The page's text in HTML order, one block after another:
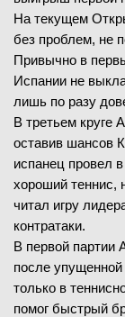
На текущем
без проблем, не
Привычно в
Испании не
лишь по разу
В третьем круге
оставив шансов
испанец провел
хороший теннис,
читал игру
контратаки.
В первой партии
после
только в
помог быстрый